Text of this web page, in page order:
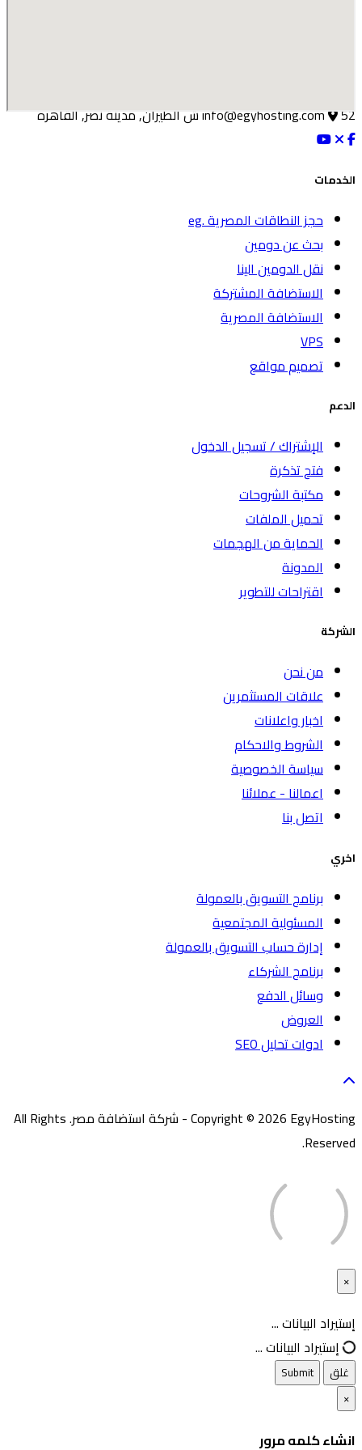
info@egyhosting.com 52 ش الطيران, مدينة نصر, القاهره
الخدمات
حجز النطاقات المصرية .eg
بحث عن دومين
نقل الدومين الينا
الاستضافة المشتركة
الاستضافة المصرية
VPS
تصميم مواقع
الدعم
الإشتراك / تسجيل الدخول
فتح تذكرة
مكتبة الشروحات
تحميل الملفات
الحماية من الهجمات
المدونة
اقتراحات للتطوير
الشركة
من نحن
علاقات المستثمرين
اخبار واعلانات
الشروط والاحكام
سياسة الخصوصية
اعمالنا - عملائنا
اتصل بنا
اخري
برنامج التسويق بالعمولة
المسئولية المجتمعية
إدارة حساب التسويق بالعمولة
برنامج الشركاء
وسائل الدفع
العروض
ادوات تحليل SEO
Copyright © 2026 EgyHosting - شركة استضافة مصر. All Rights
Reserved.
×
غلق
إستيراد البيانات ...
إستيراد البيانات ...
غلق
Submit
×
انشاء كلمه مرور